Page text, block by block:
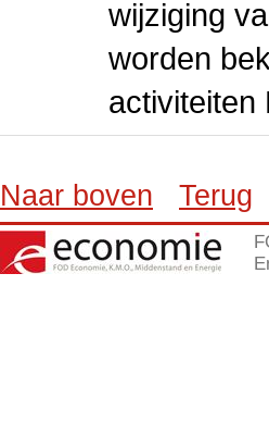
wijziging
worden
activiteiten
Naar boven Terug